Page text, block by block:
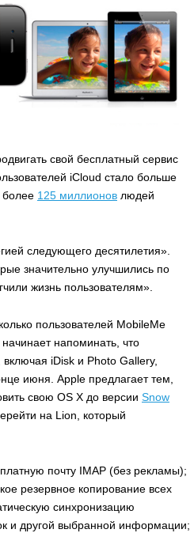
свой бесплатный сервис
iCloud стало больше
125 миллионов людей
следующего десятилетия».
значительно улучшились по
жизнь пользователям».
пользователей MobileMe
напоминать, что
iDisk и Photo Gallery,
июня. Apple предлагает тем,
свою OS X до версии Snow
на Lion, который
почту IMAP (без рекламы);
резервное копирование всех
синхронизацию
и другой выбранной информации;